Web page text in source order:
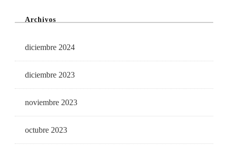
Archivos
diciembre 2024
diciembre 2023
noviembre 2023
octubre 2023